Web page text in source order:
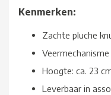
Kenmerken:
Zachte pluche
Hoogte: ca. 23
Leverbaar in